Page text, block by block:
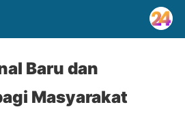
Baru dan
Masyarakat